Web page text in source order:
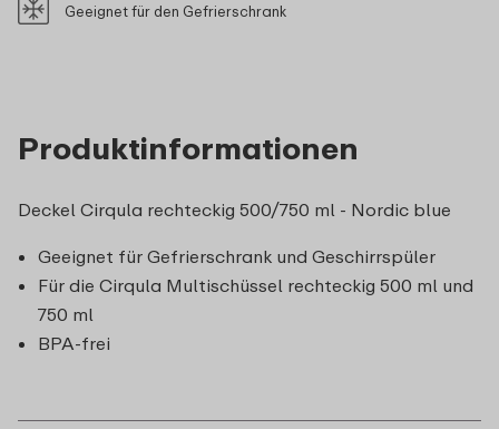
Produktinformationen
Deckel Cirqula rechteckig 500/750 ml - Nordic blue
Geeignet für Gefrierschrank und Geschirrspüler
Für die Cirqula Multischüssel rechteckig 500 ml und
750 ml
BPA-frei
Geeignet für den Gefrierschrank